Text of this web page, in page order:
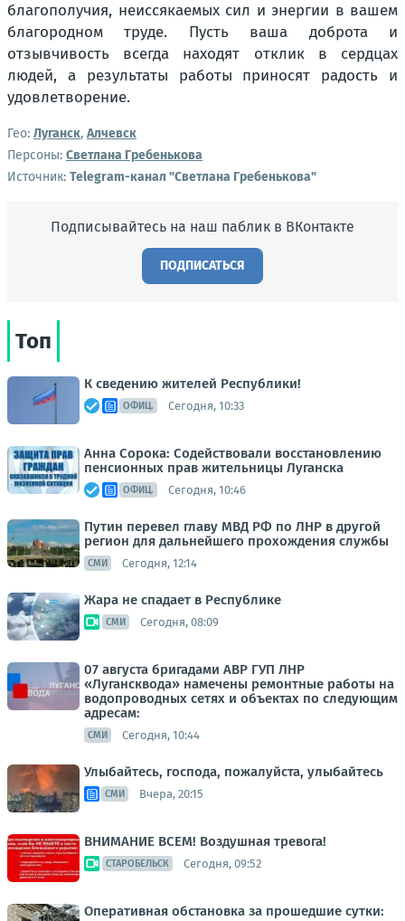
благополучия, неиссякаемых сил и энергии в вашем
благородном труде. Пусть ваша доброта и
отзывчивость всегда находят отклик в сердцах
людей, а результаты работы приносят радость и
удовлетворение.
Гео: Луганск, Алчевск
Персоны: Светлана Гребенькова
Источник: Telegram-канал "Светлана Гребенькова"
Подписывайтесь на наш паблик в ВКонтакте
ПОДПИСАТЬСЯ
Топ
К сведению жителей Республики!
ОФИЦ. Сегодня, 10:33
Анна Сорока: Содействовали восстановлению
пенсионных прав жительницы Луганска
ОФИЦ. Сегодня, 10:46
Путин перевел главу МВД РФ по ЛНР в другой
регион для дальнейшего прохождения службы
СМИ Сегодня, 12:14
Жара не спадает в Республике
СМИ Сегодня, 08:09
07 августа бригадами АВР ГУП ЛНР
«Лугансквода» намечены ремонтные работы на
водопроводных сетях и объектах по следующим
адресам:
СМИ Сегодня, 10:44
Улыбайтесь, господа, пожалуйста, улыбайтесь
СМИ Вчера, 20:15
ВНИМАНИЕ ВСЕМ! Воздушная тревога!
СТАРОБЕЛЬСК Сегодня, 09:52
Оперативная обстановка за прошедшие сутки: